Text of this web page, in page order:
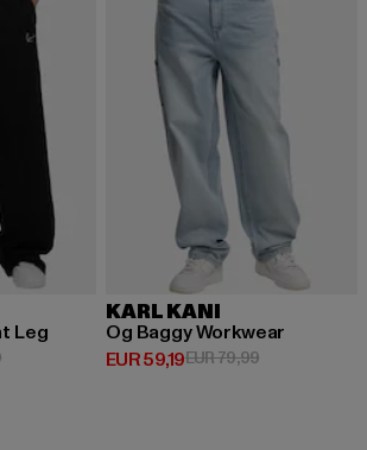
Leg
Actieprijs: EUR 59,99
KARL KANI
Og Baggy Workwear
EUR 59,19
Huidige prijs: EUR 59,19
EUR 79,99Actieprijs: